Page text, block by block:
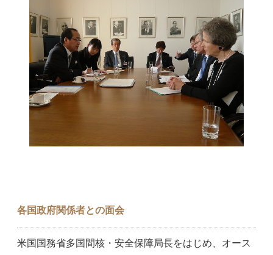
各国政府関係者との面会
米国国務省多国間核・安全保障局長をはじめ、オース